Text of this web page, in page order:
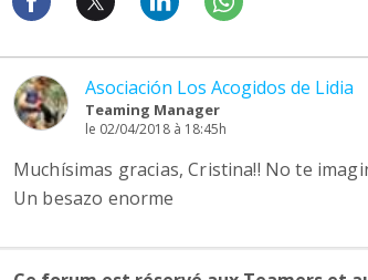
Asociación Los Acogidos de Lidia
Teaming Manager
le 02/04/2018 à 18:45h
Muchísimas gracias, Cristina!! No te
Un besazo enorme